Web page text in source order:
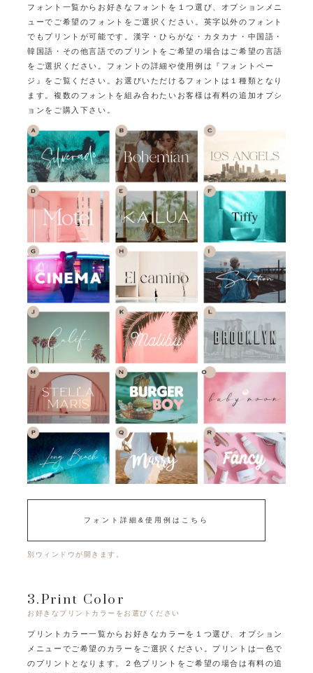
フォント一覧からお好きなフォントを１つ選び、オプションメニ
ューでご希望のフォントをご選択ください。 英字以外のフォント
でもプリントが可能です。 漢字・ひらがな・カタカナ・中国語・
韓国語・その他言語でのプリントをご希望の場合はご希望の言語
をご選択ください。
フォントの詳細や使用例は『フォントペー
ジ』をご覧ください。 お選びいただけるフォントは１種類となり
ます。 複数のフォントを組み合わたいお客様は有料の追加オプシ
ョンをご購入下さい。
フォント詳細&使用例はこちら
別ウィンドウが開きます。
3.Print Color
お好きなプリントカラーをお選びください
プリントカラー一覧からお好きなカラーを１つ選び、オプション
メニューでご希望のカラーをご選択ください。 プリントは一色で
のプリントとなります。
２色プリントをご希望の場合は有料の追